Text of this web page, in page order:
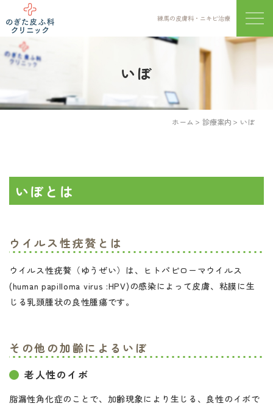
練馬の皮膚科・ニキビ治療 メニ
いぼ
ホーム 診療案内 いぼ
いぼとは
ウイルス性疣贅とは
ウイルス性疣贅（ゆうぜい）は、ヒトパピローマウイルス
(human papilloma virus :HPV)の感染によって皮膚、粘膜に生
じる乳頭腫状の良性腫瘍です。
その他の加齢によるいぼ
老人性のイボ
脂漏性角化症のことで、加齢現象により生じる、良性のイボで